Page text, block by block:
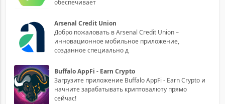
обеспечивает
Arsenal Credit Union
Добро пожаловать в Arsenal Credit Union –
инновационное мобильное приложение,
созданное специально д
Buffalo AppFi - Earn Crypto
Загрузите приложение Buffalo AppFi - Earn Crypto и
начните зарабатывать криптовалюту прямо
сейчас!